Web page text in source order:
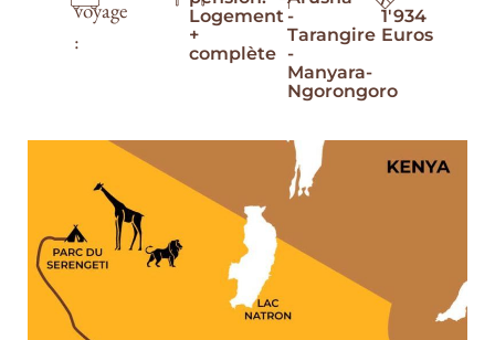
voyage
:
Logement
+
complète
-
Tarangire
-
Manyara-
Ngorongoro
1'934
Euros